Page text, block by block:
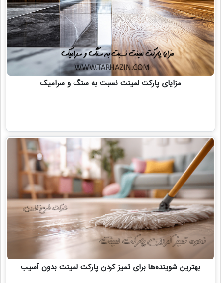
مزایای پارکت لمینت نسبت به سنگ و سرامیک
بهترین شوینده‌ها برای تمیز کردن پارکت لمینت بدون آسیب